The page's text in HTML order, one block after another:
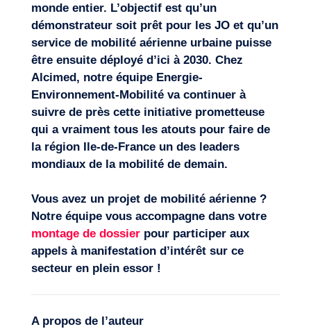
monde entier. L’objectif est qu’un
démonstrateur soit prêt pour les JO et qu’un
service de mobilité aérienne urbaine puisse
être ensuite déployé d’ici à 2030. Chez
Alcimed, notre équipe Energie-
Environnement-Mobilité va continuer à
suivre de près cette initiative prometteuse
qui a vraiment tous les atouts pour faire de
la région Ile-de-France un des leaders
mondiaux de la mobilité de demain.
Vous avez un projet de mobilité aérienne ?
Notre équipe vous accompagne dans votre
montage de dossierpour participer aux
appels à manifestation d’intérêt sur ce
secteur en plein essor !
A propos de l’auteur